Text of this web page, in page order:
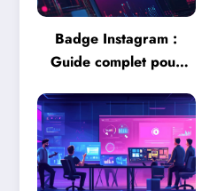
Badge Instagram :
Guide complet pour
avec badge – Les
erreurs courantes à
éviter lors de la
vérification